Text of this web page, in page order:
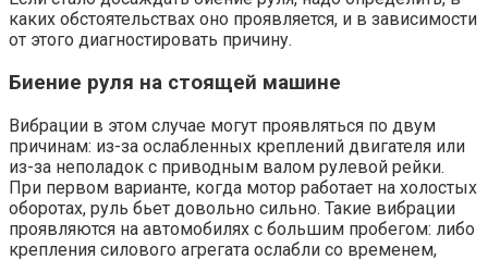
каких обстоятельствах оно проявляется, и в зависимости
от этого диагностировать причину.
Биение руля на стоящей машине
Вибрации в этом случае могут проявляться по двум
причинам: из-за ослабленных креплений двигателя или
из-за неполадок с приводным валом рулевой рейки.
При первом варианте, когда мотор работает на холостых
оборотах, руль бьет довольно сильно. Такие вибрации
проявляются на автомобилях с большим пробегом: либо
крепления силового агрегата ослабли со временем,